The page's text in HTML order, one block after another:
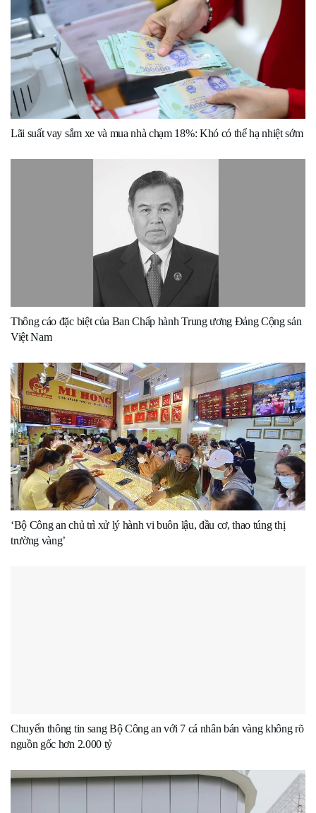
Lãi suất vay sắm xe và mua nhà chạm 18%: Khó có thể hạ nhiệt sớm
Thông cáo đặc biệt của Ban Chấp hành Trung ương Đảng Cộng sản
Việt Nam
‘Bộ Công an chủ trì xử lý hành vi buôn lậu, đầu cơ, thao túng thị
trường vàng’
Chuyển thông tin sang Bộ Công an với 7 cá nhân bán vàng không rõ
nguồn gốc hơn 2.000 tỷ